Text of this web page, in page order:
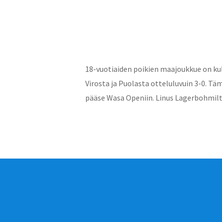
18-vuotiaiden poikien maajoukkue on
Virosta ja Puolasta otteluluvuin 3-0.
pääse Wasa Openiin. Linus